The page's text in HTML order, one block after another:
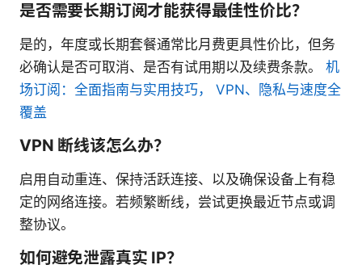
是否需要长期订阅才能获得最佳性价比？
是的，年度或长期套餐通常比月费更具性价比，但务
必确认是否可取消、是否有试用期以及续费条款。 机
场订阅：全面指南与实用技巧， VPN、隐私与速度全
覆盖
VPN 断线该怎么办？
启用自动重连、保持活跃连接、以及确保设备上有稳
定的网络连接。若频繁断线，尝试更换最近节点或调
整协议。
如何避免泄露真实 IP？